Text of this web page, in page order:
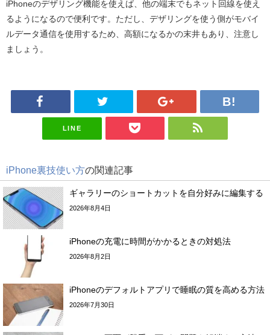
iPhoneのデザリング機能を使えば、他の端末でもネット回線を使え
るようになるので便利です。ただし、デザリングを使う側がモバイ
ルデータ通信を使用するため、高額になるかの末井もあり、注意し
ましょう。
LINE
iPhone裏技使い方の関連記事
ギャラリーのショートカットを自分好みに編集する
2026年8月4日
iPhoneの充電に時間がかかるときの対処法
2026年8月2日
iPhoneのデフォルトアプリで睡眠の質を高める方法
2026年7月30日